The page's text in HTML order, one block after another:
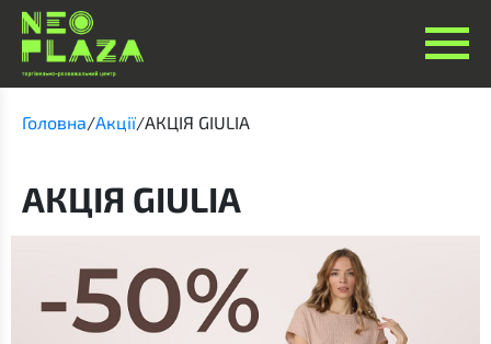
Головна/Акції/АКЦІЯ GIULIA
АКЦІЯ GIULIA